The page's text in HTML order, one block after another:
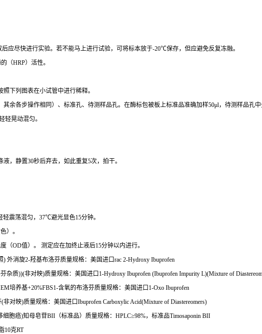
应尽快进行实验。若不能马上进行试验，可将标本放于-20℃保存，但应避免反复冻融。
（HRP）活性。
下列图表在小试管中进行稀释。
余各步操作相同）、标准孔、待测样品孔。在酶标包被板上标准品准确加样50μl，待测样品孔
轻晃动混匀。
液，静置30秒后弃去，如此重复5次，拍干。
轻震荡混匀， 37℃避光显色15分钟。
）。
（OD值）。 测定应在加终止液后15分钟以内进行。
) 外消旋2-羟基布洛芬质量规格：美国进口rac 2-Hydroxy Ibuprofen
杂质))(非对映)质量规格：美国进口 1-Hydroxy Ibuprofen (Ibuprofen Impurity L)(Mixture of
培养基+20%FBS1-含氧的布洛芬质量规格：美国进口 1-Oxo Ibuprofen
(非对映)质量规格：美国进口Ibuprofen Carboxylic Acid(Mixture of Diastereomers)
细胞癌)知母皂苷BII （标准品）质量规格： HPLC≥98%，标准品Timosaponin BII
10克RT